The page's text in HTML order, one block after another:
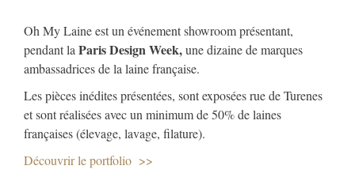
Oh My Laine est un événement showroom présentant,
pendant la Paris Design Week,une dizaine de marques
ambassadrices de la laine française.
Les pièces inédites présentées, sont exposées rue de Turenes
et sont réalisées avec un minimum de 50% de laines
françaises (élevage, lavage, filature).
Découvrir le portfolio >>